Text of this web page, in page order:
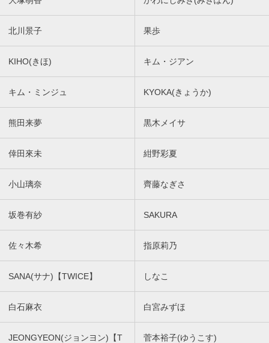
北川景子 果歩
KIHO(きほ) キム・ジアン
キム・ミンジュ KYOKA(きょうか)
熊田来夢 黒木メイサ
倖田來未 紺野彩夏
小山璃奈 齊藤なぎさ
坂巻有紗 SAKURA
佐々木希 指原莉乃
SANA(サナ)【TWICE】 しなこ
白石麻衣 白宮みずほ
JEONGYEON(ジョンヨン)【T
菅本裕子(ゆうこす)